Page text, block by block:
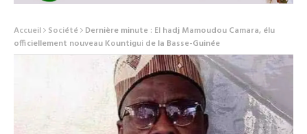
Accueil Société Dernière minute : El hadj Mamoudou Camara, élu
officiellement nouveau Kountigui de la Basse-Guinée